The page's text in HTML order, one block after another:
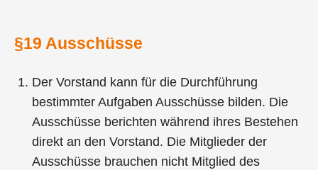
§19 Ausschüsse
Der Vorstand kann für die Durchführung
bestimmter Aufgaben Ausschüsse bilden. Die
Ausschüsse berichten während ihres Bestehen
direkt an den Vorstand. Die Mitglieder der
Ausschüsse brauchen nicht Mitglied des